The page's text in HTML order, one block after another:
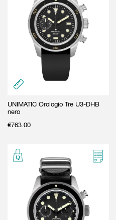
UNIMATIC Orologio Tre U3-DHB
nero
€763.00